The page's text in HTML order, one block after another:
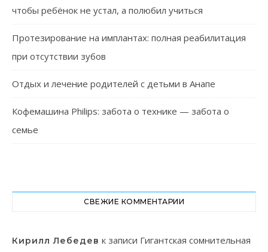
чтобы ребёнок не устал, а полюбил учиться
Протезирование на имплантах: полная реабилитация
при отсутствии зубов
Отдых и лечение родителей с детьми в Анапе
Кофемашина Philips: забота о технике — забота о
семье
СВЕЖИЕ КОММЕНТАРИИ
Кирилл Лебедев к записи Гигантская сомнительная